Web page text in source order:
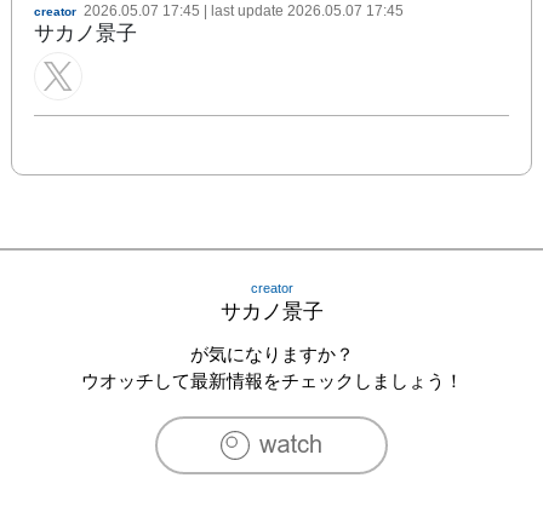
creator 2026.05.07 17:45 | last update 2026.05.07 17:45
サカノ景子
creator
サカノ景子
が気になりますか？
ウオッチして最新情報をチェックしましょう！